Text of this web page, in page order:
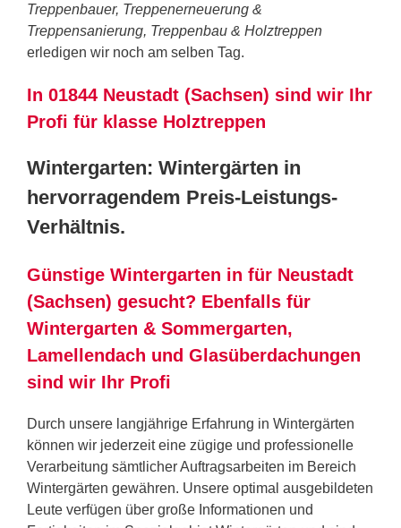
Treppenbauer, Treppenerneuerung &
Treppensanierung, Treppenbau & Holztreppen
erledigen wir noch am selben Tag.
In 01844 Neustadt (Sachsen) sind wir Ihr
Profi für klasse Holztreppen
Wintergarten: Wintergärten in
hervorragendem Preis-Leistungs-
Verhältnis.
Günstige Wintergarten in für Neustadt
(Sachsen) gesucht? Ebenfalls für
Wintergarten & Sommergarten,
Lamellendach und Glasüberdachungen
sind wir Ihr Profi
Durch unsere langjährige Erfahrung in Wintergärten
können wir jederzeit eine zügige und professionelle
Verarbeitung sämtlicher Auftragsarbeiten im Bereich
Wintergärten gewähren. Unsere optimal ausgebildeten
Leute verfügen über große Informationen und